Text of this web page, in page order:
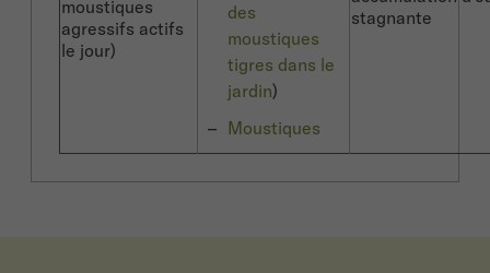
moustiques
agressifs actifs
le jour)
des
moustiques
tigres dans le
jardin)
Moustiques
stagnante